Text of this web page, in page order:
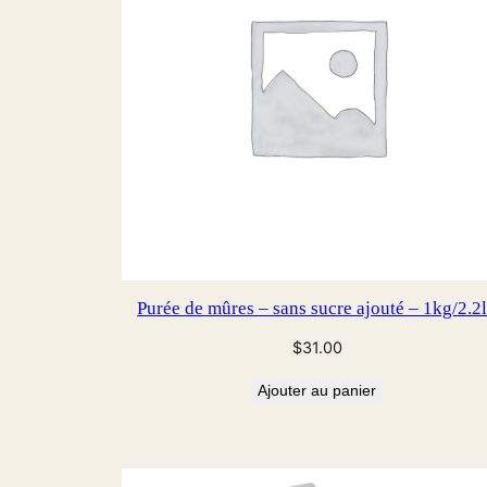
Purée de mûres – sans sucre ajouté – 1kg/
$31.00
Ajouter au panier